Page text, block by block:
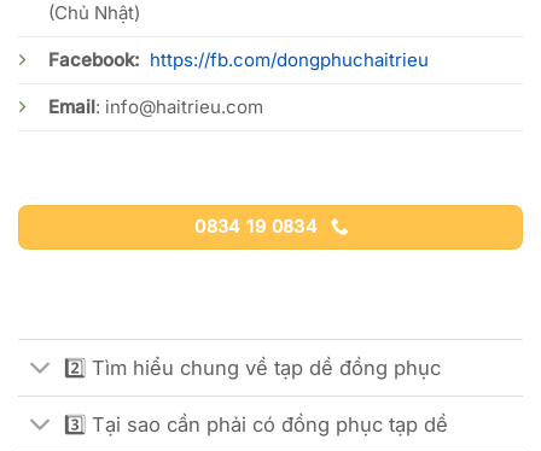
(Chủ Nhật)
Facebook: https://fb.com/dongphuchaitrieu
Email: info@haitrieu.com
0834 19 0834
2️⃣ Tìm hiểu chung về tạp dề đồng phục
3️⃣ Tại sao cần phải có đồng phục tạp dề